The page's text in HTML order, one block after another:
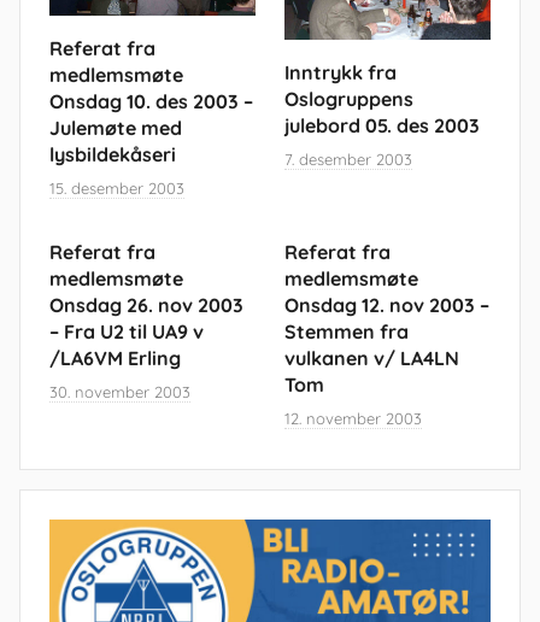
Referat fra
medlemsmøte
Onsdag 10. des 2003 –
Julemøte med
lysbildekåseri
15. desember 2003
Inntrykk fra
Oslogruppens
julebord 05. des 2003
7. desember 2003
Referat fra
medlemsmøte
Onsdag 26. nov 2003
– Fra U2 til UA9 v
/LA6VM Erling
30. november 2003
Referat fra
medlemsmøte
Onsdag 12. nov 2003 –
Stemmen fra
vulkanen v/ LA4LN
Tom
12. november 2003